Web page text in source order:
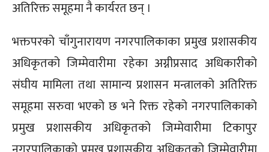
अतिरिक्त समूहमा नै कार्यरत छन् ।
भक्तपरको चाँगुनारायण नगरपालिकाका प्रमुख प्रशासकीय
अधिकृतको जिम्मेवारीमा रहेका अग्नीप्रसाद अधिकारीको
संघीय मामिला तथा सामान्य प्रशासन मन्त्रालको अतिरिक्त
समूहमा सरुवा भएको छ भने रिक्त रहेको नगरपालिकाको
प्रमुख प्रशासकीय अधिकृतको जिम्मेवारीमा टिकापुर